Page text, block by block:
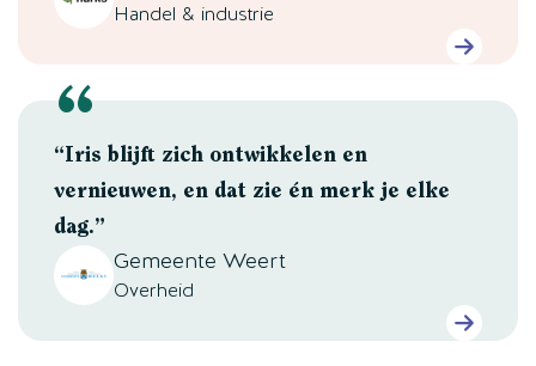
Handel & industrie
“Iris blijft zich ontwikkelen en
vernieuwen, en dat zie én merk je elke
dag.”
Gemeente Weert
Overheid